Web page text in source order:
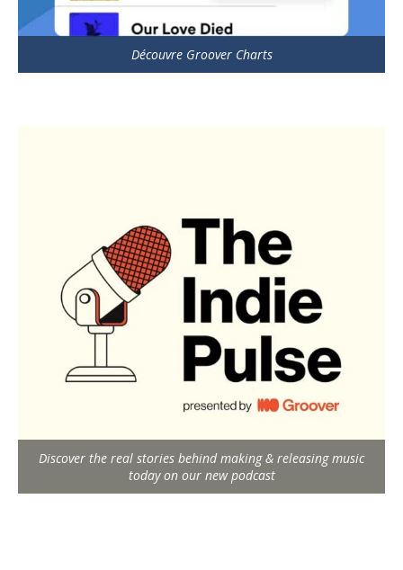
Découvre Groover Charts
Discover the real stories behind making & releasing music
today on our new podcast